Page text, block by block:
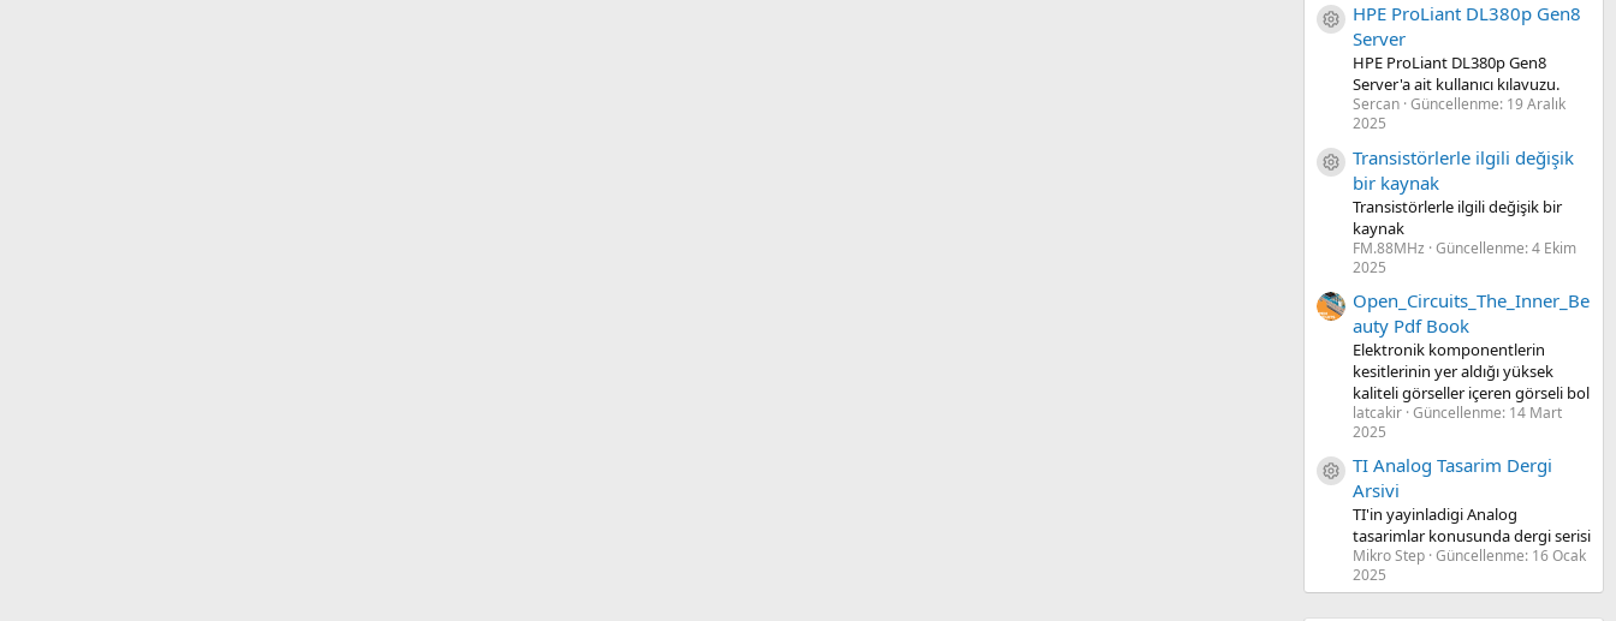
Kaynak ikon/amblem
HPE ProLiant DL380p Gen8
Server
HPE ProLiant DL380p Gen8
Server'a ait kullanıcı kılavuzu.
Sercan Güncellenme: 19 Aralık
2025
Kaynak ikon/amblem
Transistörlerle ilgili değişik
bir kaynak
Transistörlerle ilgili değişik bir
kaynak
FM.88MHz Güncellenme:4 Ekim
2025
Open_Circuits_The_Inner_Be
auty Pdf Book
Elektronik komponentlerin
kesitlerinin yer aldığı yüksek
kaliteli görseller içeren görseli bol
latcakir Güncellenme: 14 Mart
2025
Kaynak ikon/amblem
TI Analog Tasarim Dergi
Arsivi
TI'in yayinladigi Analog
tasarimlar konusunda dergi serisi
Mikro Step Güncellenme: 16 Ocak
2025